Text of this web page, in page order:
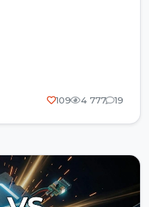
109 4 777 19